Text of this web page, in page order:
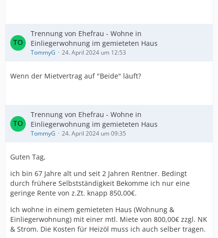
Trennung von Ehefrau - Wohne in
Einliegerwohnung im gemieteten Haus
TommyG 24. April 2024 um 12:53
Wenn der Mietvertrag auf "Beide" läuft?
Trennung von Ehefrau - Wohne in
Einliegerwohnung im gemieteten Haus
TommyG 24. April 2024 um 09:35
Guten Tag,
ich bin 67 Jahre alt und seit 2 Jahren Rentner. Bedingt
durch frühere Selbstständigkeit Bekomme ich nur eine
geringe Rente von z.Zt. knapp 850,00€.
Ich wohne in einem gemieteten Haus (Wohnung &
Einliegerwohnung) mit einer mtl. Miete von 800,00€ zzgl. NK
& Strom. Die Kosten für Heizöl muss ich auch selber tragen.